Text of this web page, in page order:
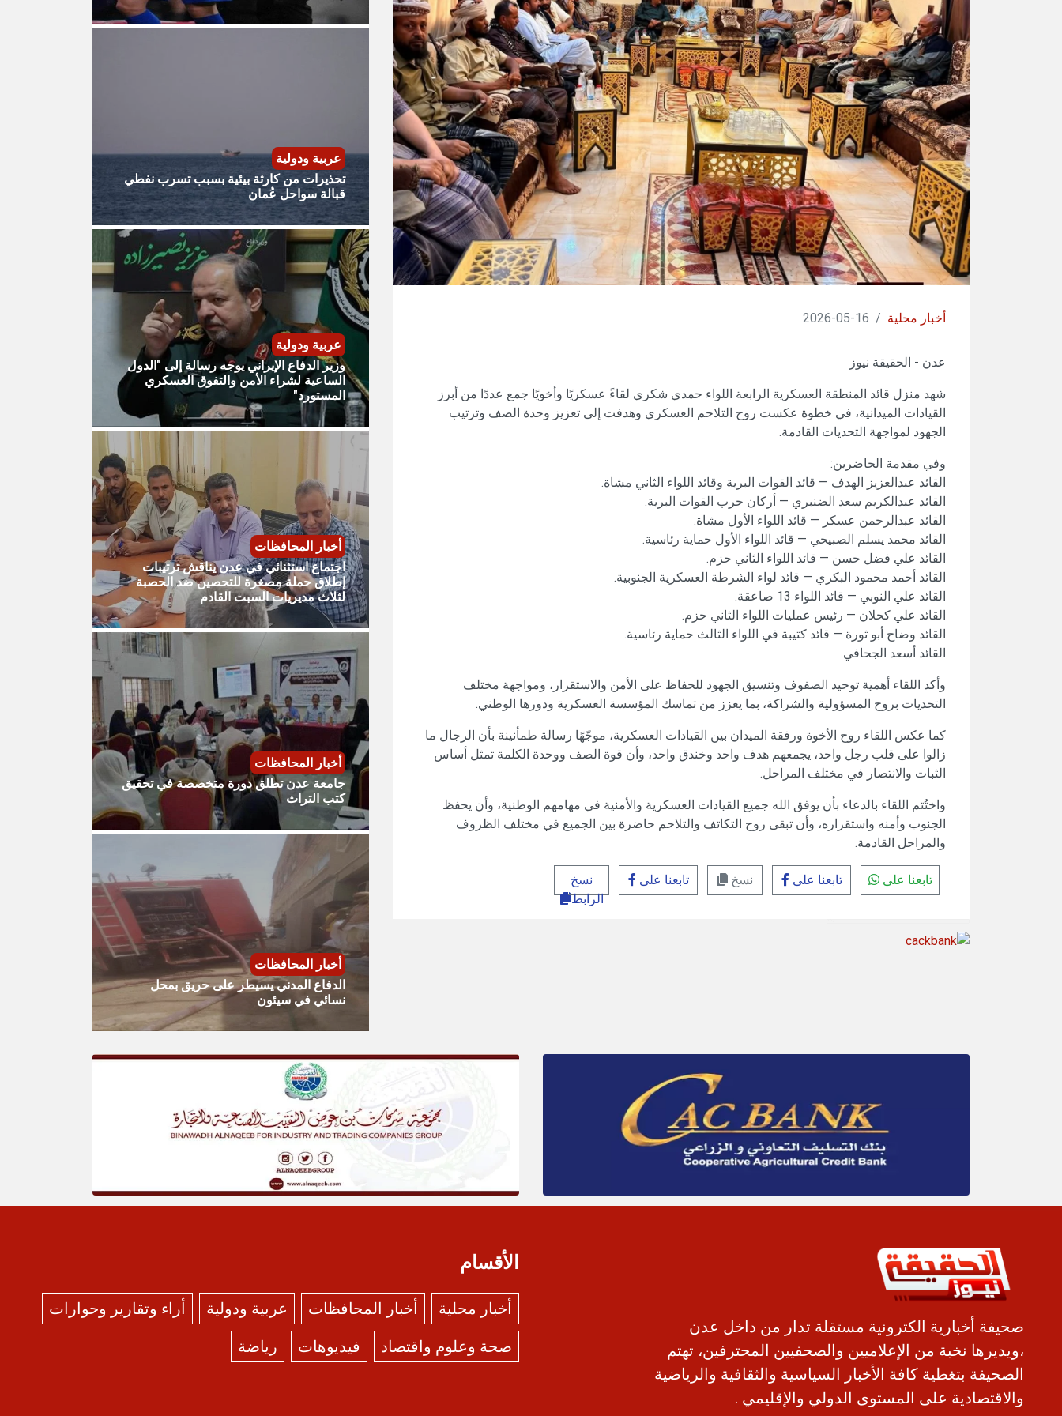
أخبار محلية /
16-05-2026
عدن - الحقيقة نيوز
شهد منزل قائد المنطقة العسكرية الرابعة اللواء حمدي شكري لقاءً عسكريًا وأخويًا جمع عددًا من أبرز
القيادات الميدانية، في خطوة عكست روح التلاحم العسكري وهدفت إلى تعزيز وحدة الصف وترتيب
الجهود لمواجهة التحديات القادمة.
وفي مقدمة الحاضرين:
القائد عبدالعزيز الهدف — قائد القوات البرية وقائد اللواء الثاني مشاة.
القائد عبدالكريم سعد الضنبري — أركان حرب القوات البرية.
القائد عبدالرحمن عسكر — قائد اللواء الأول مشاة.
القائد محمد يسلم الصبيحي — قائد اللواء الأول حماية رئاسية.
القائد علي فضل حسن — قائد اللواء الثاني حزم.
القائد أحمد محمود البكري — قائد لواء الشرطة العسكرية الجنوبية.
القائد علي النوبي — قائد اللواء 13 صاعقة.
القائد علي كحلان — رئيس عمليات اللواء الثاني حزم.
القائد وضاح أبو ثورة — قائد كتيبة في اللواء الثالث حماية رئاسية.
القائد أسعد الجحافي.
وأكد اللقاء أهمية توحيد الصفوف وتنسيق الجهود للحفاظ على الأمن والاستقرار، ومواجهة مختلف
التحديات بروح المسؤولية والشراكة، بما يعزز من تماسك المؤسسة العسكرية ودورها الوطني.
كما عكس اللقاء روح الأخوة ورفقة الميدان بين القيادات العسكرية، موجّهًا رسالة طمأنينة بأن الرجال ما
زالوا على قلب رجل واحد، يجمعهم هدف واحد وخندق واحد، وأن قوة الصف ووحدة الكلمة تمثل أساس
الثبات والانتصار في مختلف المراحل.
واختُتم اللقاء بالدعاء بأن يوفق الله جميع القيادات العسكرية والأمنية في مهامهم الوطنية، وأن يحفظ
الجنوب وأمنه واستقراره، وأن تبقى روح التكاتف والتلاحم حاضرة بين الجميع في مختلف الظروف
والمراحل القادمة.
تابعنا على تابعنا على نسخ تابعنا على
نسخ
الرابط
عربية ودولية
تحذيرات من كارثة بيئية بسبب تسرب نفطي
قبالة سواحل عُمان
عربية ودولية
وزير الدفاع الإيراني يوجه رسالة إلى "الدول
الساعية لشراء الأمن والتفوق العسكري
المستورد"
أخبار المحافظات
اجتماع استثنائي في عدن يناقش ترتيبات
إطلاق حملة مصغرة للتحصين ضد الحصبة
لثلاث مديريات السبت القادم
أخبار المحافظات
جامعة عدن تطلق دورة متخصصة في تحقيق
كتب التراث
أخبار المحافظات
الدفاع المدني يسيطر على حريق بمحل
نسائي في سيئون
صحيفة أخبارية الكترونية مستقلة تدار من داخل عدن
،ويديرها نخبة من الإعلاميين والصحفيين المحترفين، تهتم
الصحيفة بتغطية كافة الأخبار السياسية والثقافية والرياضية
والاقتصادية على المستوى الدولي والإقليمي .
الأقسام
أخبار محلية أخبار المحافظات عربية ودولية
أراء وتقارير وحوارات
صحة وعلوم واقتصاد
فيديوهات رياضة